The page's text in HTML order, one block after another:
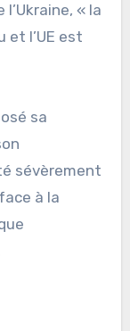
« la
et l’UE est
sa
sévèrement
à la